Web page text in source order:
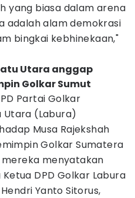
yang biasa dalam arena
adalah alam demokrasi
bingkai kebhinekaan,"
Utara anggap
Golkar Sumut
Partai Golkar
Utara (Labura)
Musa Rajekshah
Golkar Sumatera
mereka menyatakan
DPD Golkar Labura
Yanto Sitorus,